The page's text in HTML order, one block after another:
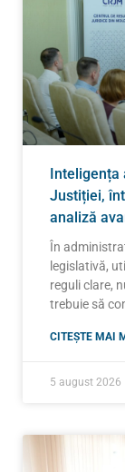
Inteligența
Justiției,
analiză
În
legislativă,
reguli clare,
trebuie să
CITEȘTE MAI
5 august 2026